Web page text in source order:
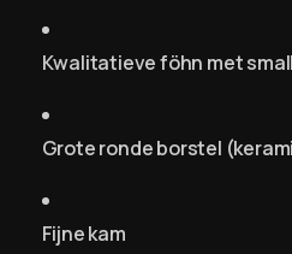
Kwalitatieve föhn met
Grote ronde borstel
Fijne kam